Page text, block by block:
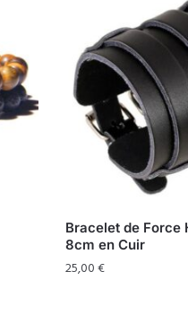
Bracelet de Force
8cm en Cuir
25,00€